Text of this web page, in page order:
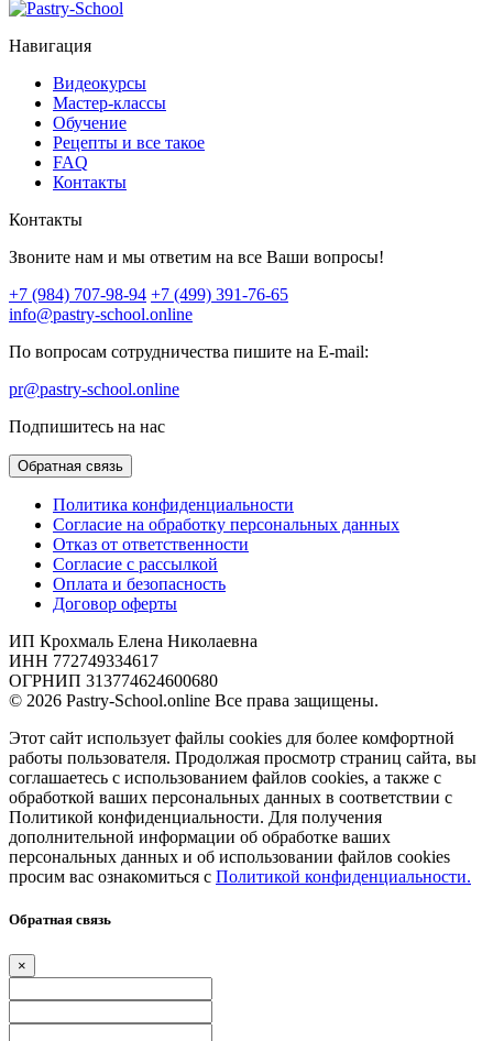
Навигация
Видеокурсы
Мастер-классы
Обучение
Рецепты и все такое
FAQ
Контакты
Контакты
Звоните нам и мы ответим на все Ваши вопросы!
+7 (984) 707-98-94 +7 (499) 391-76-65
info@pastry-school.online
По вопросам сотрудничества пишите на E-mail:
pr@pastry-school.online
Подпишитесь на нас
Обратная связь
Политика конфиденциальности
Согласие на обработку персональных данных
Отказ от ответственности
Согласие с рассылкой
Оплата и безопасность
Договор оферты
ИП Крохмаль Елена Николаевна
ИНН 772749334617
ОГРНИП 313774624600680
© 2026 Pastry-School.online Все права защищены.
Этот сайт использует файлы cookies для более комфортной
работы пользователя. Продолжая просмотр страниц сайта, вы
соглашаетесь с использованием файлов cookies, а также с
обработкой ваших персональных данных в соответствии с
Политикой конфиденциальности. Для получения
дополнительной информации об обработке ваших
персональных данных и об использовании файлов cookies
просим вас ознакомиться с Политикой конфиденциальности.
Обратная связь
×